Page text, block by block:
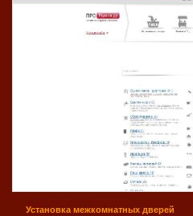
Установка межкомнатных дверей